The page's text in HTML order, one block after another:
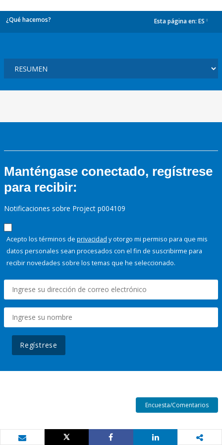
¿Qué hacemos? Esta página en: ES
Manténgase conectado, regístrese
para recibir:
Notificaciones sobre Project p004109
Acepto los términos de privacidad y otorgo mi permiso para que mis
datos personales sean procesados con el fin de suscribirme para
recibir novedades sobre los temas que he seleccionado.
Regístrese
Encuesta/Comentarios